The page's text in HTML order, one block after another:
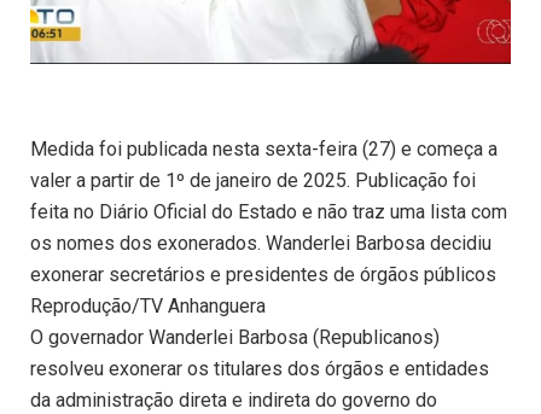
Medida foi publicada nesta sexta-feira (27) e começa a
valer a partir de 1º de janeiro de 2025. Publicação foi
feita no Diário Oficial do Estado e não traz uma lista com
os nomes dos exonerados. Wanderlei Barbosa decidiu
exonerar secretários e presidentes de órgãos públicos
Reprodução/TV Anhanguera
O governador Wanderlei Barbosa (Republicanos)
resolveu exonerar os titulares dos órgãos e entidades
da administração direta e indireta do governo do